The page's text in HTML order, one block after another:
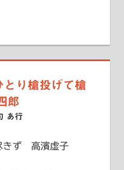
り槍投げて槍
郎
ッジ
あ行
きず 高濱虚子